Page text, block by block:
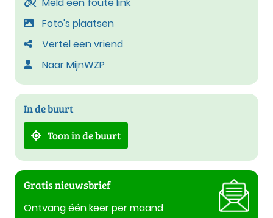
Foto's plaatsen
Vertel een vriend
Naar MijnWZP
In de buurt
Toon in de buurt
Gratis nieuwsbrief
Ontvang één keer per maand